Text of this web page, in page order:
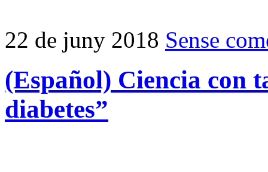
22 de juny 2018 Sense
(Español) Ciencia con
diabetes”